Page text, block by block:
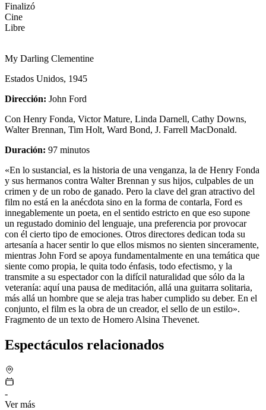
Finalizó
Cine
Libre
My Darling Clementine
Estados Unidos, 1945
Dirección: John Ford
Con Henry Fonda, Victor Mature, Linda Darnell, Cathy Downs,
Walter Brennan, Tim Holt, Ward Bond, J. Farrell MacDonald.
Duración: 97 minutos
«En lo sustancial, es la historia de una venganza, la de Henry Fonda
y sus hermanos contra Walter Brennan y sus hijos, culpables de un
crimen y de un robo de ganado. Pero la clave del gran atractivo del
film no está en la anécdota sino en la forma de contarla, Ford es
innegablemente un poeta, en el sentido estricto en que eso supone
un regustado dominio del lenguaje, una preferencia por provocar
con él cierto tipo de emociones. Otros directores dedican toda su
artesanía a hacer sentir lo que ellos mismos no sienten sinceramente,
mientras John Ford se apoya fundamentalmente en una temática que
siente como propia, le quita todo énfasis, todo efectismo, y la
transmite a su espectador con la difícil naturalidad que sólo da la
veteranía: aquí una pausa de meditación, allá una guitarra solitaria,
más allá un hombre que se aleja tras haber cumplido su deber. En el
conjunto, el film es la obra de un creador, el sello de un estilo».
Fragmento de un texto de Homero Alsina Thevenet.
Espectáculos relacionados
-
Ver más